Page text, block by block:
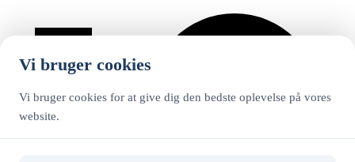
Vi bruger cookies
Vi bruger cookies for at give dig den bedste oplevelse på vores
website.